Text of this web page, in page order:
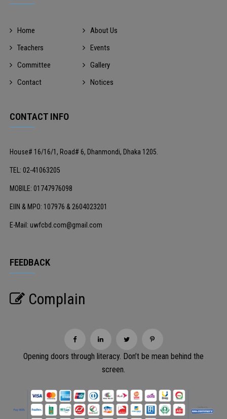
Home
About Us
Teachers
Events
Committee
Gallery
Contact
Notices
CONTACT INFO
House# 16/16/1, Road# 6, Dhanmondi, Dhaka 1205.
TEL: 02-41063205
MOBILE: 01747976098
EIIN & MPO: 107976 & 2604023201
E-Mail: uwfcbd.com@gmail.com
FEEDBACK
Complain
Opening doors through literacy. Don’t be mean behind the
screen.